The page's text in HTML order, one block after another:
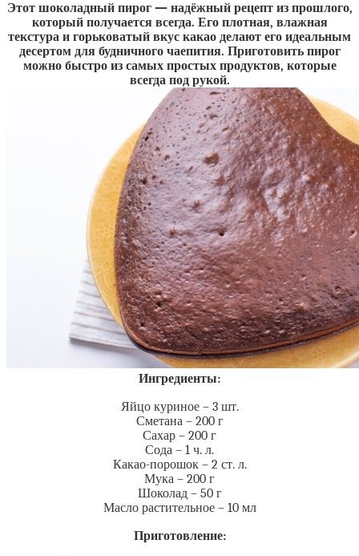
Этот шоколадный пирог — надёжный рецепт из прошлого,
который получается всегда. Его плотная, влажная
текстура и горьковатый вкус какао делают его идеальным
десертом для будничного чаепития. Приготовить пирог
можно быстро из самых простых продуктов, которые
всегда под рукой.
Ингредиенты:
Яйцо куриное – 3 шт.
Сметана – 200 г
Сахар – 200 г
Сода – 1 ч. л.
Какао-порошок – 2 ст. л.
Мука – 200 г
Шоколад – 50 г
Масло растительное – 10 мл
Приготовление: